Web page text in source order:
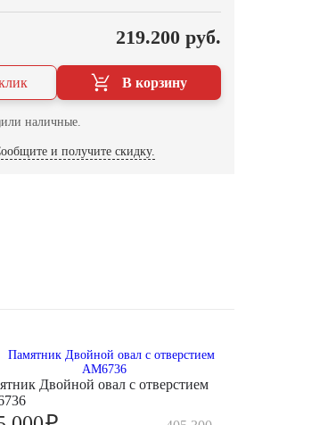
219.200 руб.
В корзину
или наличные.
и получите скидку.
Двойной овал с отверстием